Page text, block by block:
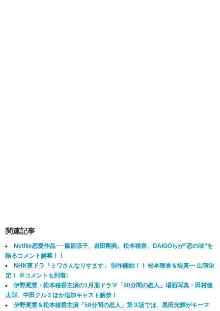
関連記事
Netflix恋愛作品･･･篠原涼子、岩田剛典、松本穂香、DAIGOらが”恋の味”を
語るコメント解禁！！
NHK夜ドラ「ミワさんなりすます」 制作開始！！ 松本穂香＆堤真一 出演決
定！ ※コメントも到着♪
伊野尾慧・松本穂香主演の1月期ドラマ「50分間の恋人」場面写真・田村健
太郎、中田クルミほか追加キャスト解禁！
伊野尾慧＆松本穂香主演「50分間の恋人」第３話では、黒田光輝がキーマ